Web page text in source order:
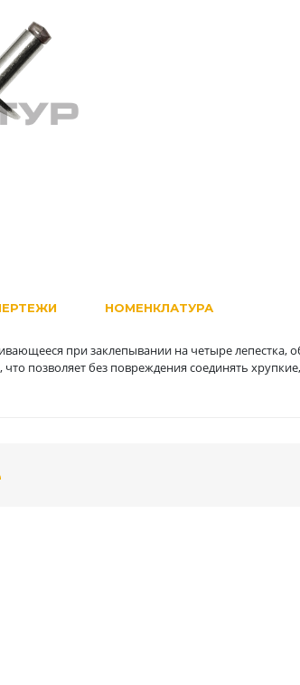
при заклепывании на четыре лепестка,
позволяет без повреждения соединять
НОМЕНКЛАТУРА